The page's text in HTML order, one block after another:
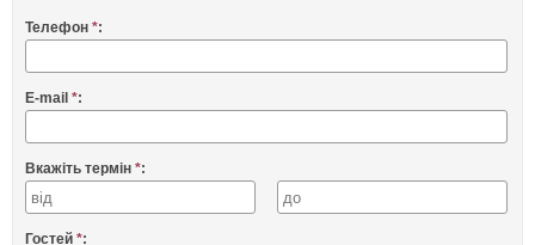
Телефон *:
E-mail *:
Вкажіть термін *:
Гостей *: